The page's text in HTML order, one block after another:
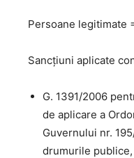
Persoane legitimate
Sancțiuni aplicate
G. 1391/2006
de aplicare a
Guvernului nr.
drumurile publice,